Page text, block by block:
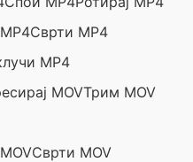
Сврти MP4
MP4
MOVТрим MOV
Сврти MOV